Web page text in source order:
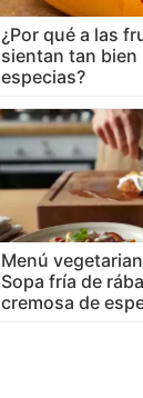
¿Por qué a las
sientan tan bien
especias?
Menú
Sopa fría de
cremosa de